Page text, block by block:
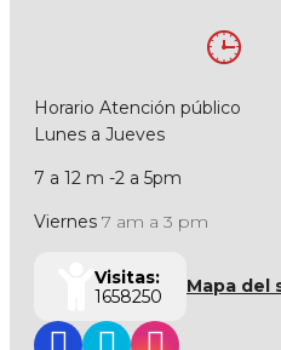
Horario Atención público
Lunes a Jueves
7 a 12 m -2 a 5pm
Viernes 7 am a 3 pm
Visitas:
1658250
Mapa del